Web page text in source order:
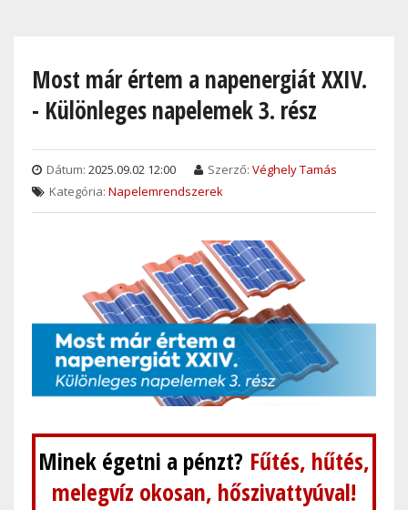
contentMost már értem a napenergiát XXIV.
- Különleges napelemek 3. rész
Dátum: 2025.09.02 12:00 Szerző: Véghely Tamás
Kategória: Napelemrendszerek
Minek égetni a pénzt? Fűtés, hűtés,
melegvíz okosan, hőszivattyúval!